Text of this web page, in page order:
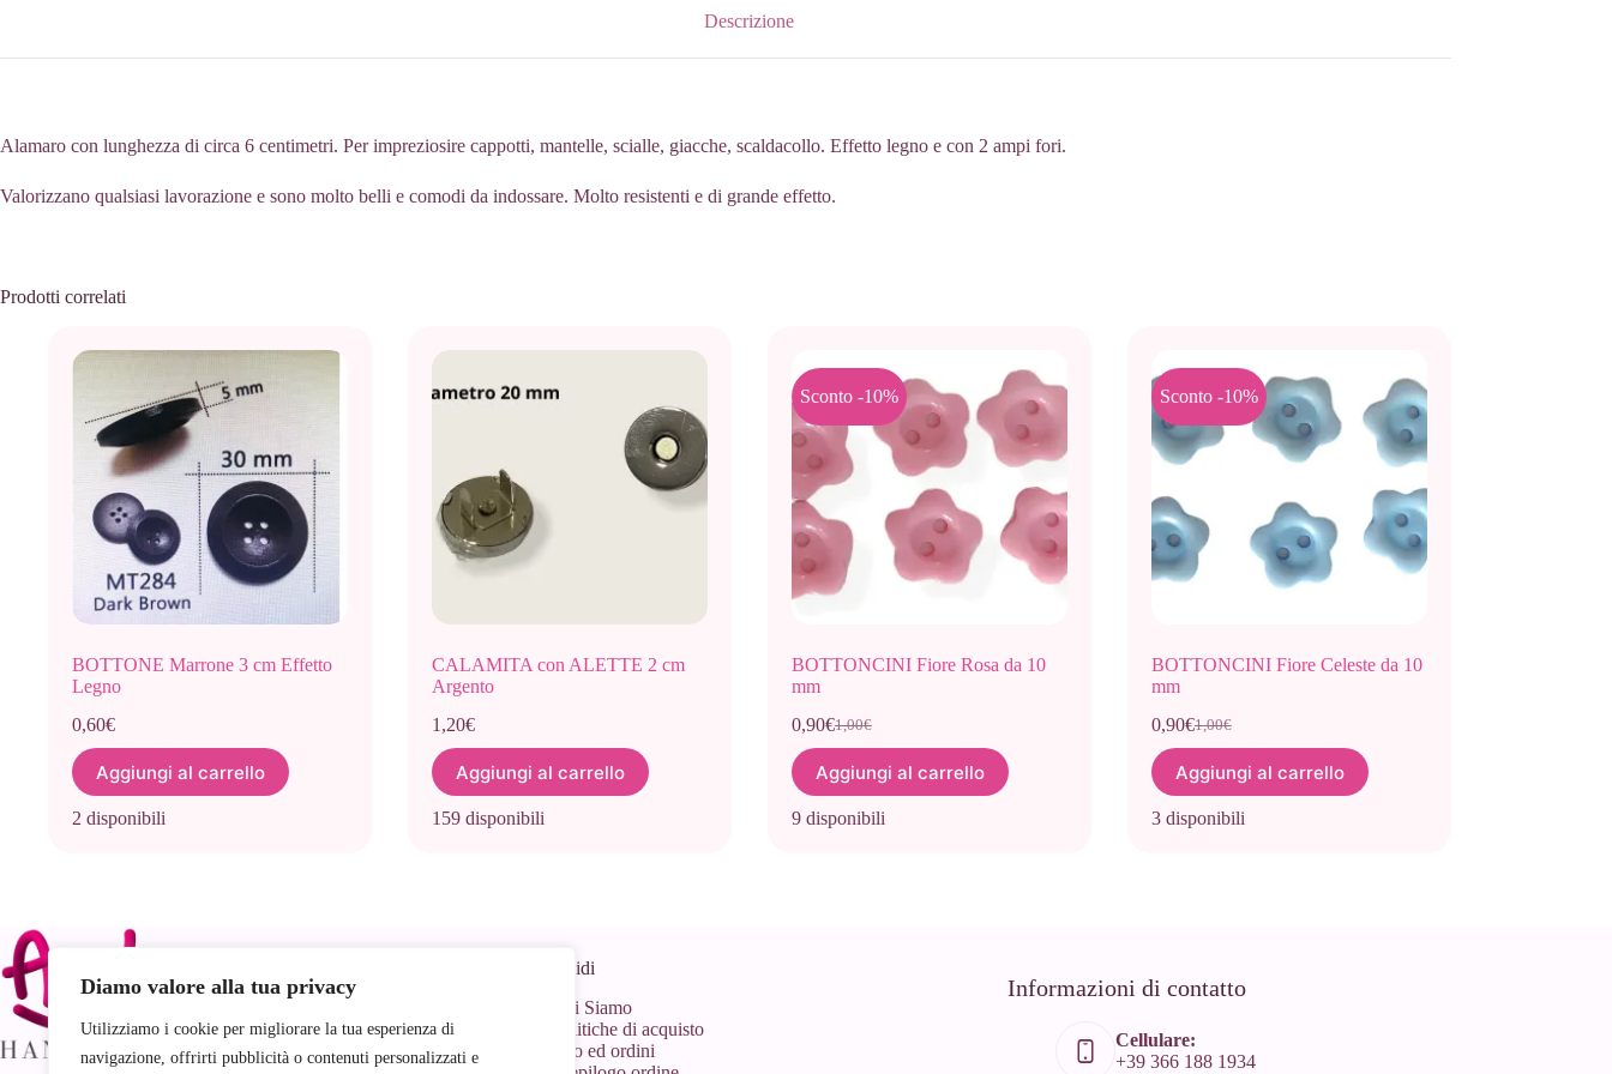
Diamo valore alla tua privacy
Utilizziamo i cookie per migliorare la tua esperienza di
navigazione, offrirti pubblicità o contenuti personalizzati e
Descrizione
Alamaro con lunghezza di circa 6 centimetri. Per impreziosire cappotti, mantelle, scialle, giacche, scaldacollo. Effetto legno e con 2 ampi fori.
Valorizzano qualsiasi lavorazione e sono molto belli e comodi da indossare. Molto resistenti e di grande effetto.
Prodotti correlati
BOTTONE Marrone 3 cm Effetto
Legno
0,60€
Aggiungi al carrello
2 disponibili
CALAMITA con ALETTE 2 cm
Argento
1,20€
Aggiungi al carrello
159 disponibili
Sconto -10%
BOTTONCINI Fiore Rosa da 10
mm
1,00€
Il
originale
era:
1,00€.
0,90€Il
attuale
è:
0,90€.
Aggiungi al carrello
9 disponibili
Sconto -10%
BOTTONCINI Fiore Celeste da 10
mm
1,00€
Il
originale
era:
1,00€.
0,90€Il
attuale
è:
0,90€.
Aggiungi al carrello
3 disponibili
Link Rapidi
Chi Siamo
Politiche di acquisto
Info ed ordini
Informazioni di contatto
Cellulare:
+39 366 188 1934